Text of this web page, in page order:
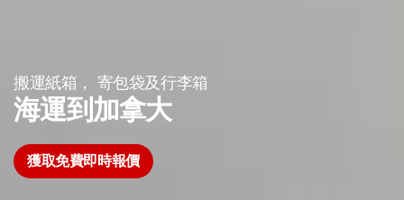
搬運紙箱， 寄包袋及行李箱
海運到加拿大
獲取免費即時報價